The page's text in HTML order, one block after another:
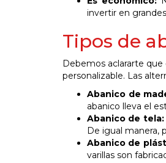
invertir en
Tipos de
Debemos aclararte
personalizable. Las
Abanico de
abanico lleva el
Abanico de tela:
De igual manera,
Abanico de
varillas son